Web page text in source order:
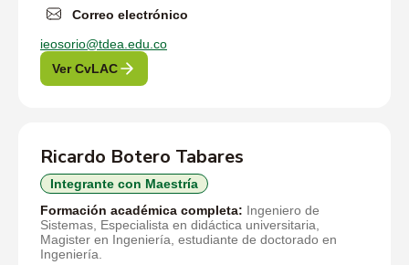
Correo electrónico
ieosorio@tdea.edu.co
Ver CvLAC
Ricardo Botero Tabares
Integrante con Maestría
Formación académica completa: Ingeniero de
Sistemas, Especialista en didáctica universitaria,
Magister en Ingeniería, estudiante de doctorado en
Ingeniería.